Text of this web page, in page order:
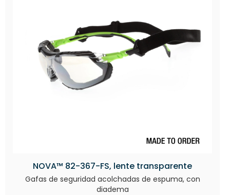
NOVA™ 82-367-FS, lente transparente
Gafas de seguridad acolchadas de espuma, con
diadema